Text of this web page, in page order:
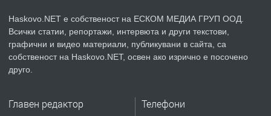
преди 4 дни
ПРЕДЛАГА
НАПЪЛНО ОБЗАВЕДЕН И
Haskovo.NET е собственост на ЕСКОМ МЕДИА ГРУП ООД.
Всички статии, репортажи, интервюта и други текстови,
графични и видео материали, публикувани в сайта, са
собственост на Haskovo.NET, освен ако изрично е посочено
друго.
Главен редактор Телефони